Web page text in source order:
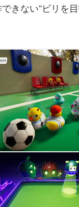
きない“ビリを